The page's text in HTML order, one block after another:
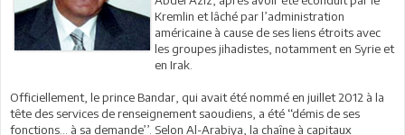
Kremlin et lâché par l’administration
américaine à cause de ses liens étroits avec
les groupes jihadistes, notamment en Syrie et
en Irak.
Officiellement, le prince Bandar, qui avait été nommé en juillet 2012 à la
tête des services de renseignement saoudiens, a été ‘‘démis de ses
fonctions… à sa demande’’. Selon Al-Arabiya, la chaîne à capitaux